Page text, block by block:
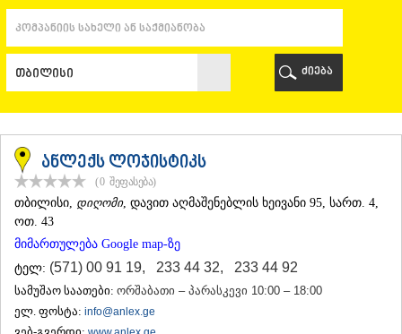
ᲥᲝᲑᲣᲚᲔᲗᲘ
ᲨᲣᲐᲮᲔᲕᲘ
ᲩᲐᲥᲕᲘ
ᲝᲖᲣᲠᲒᲔᲗᲘ
ᲩᲝᲮᲐᲢᲐᲣᲠᲘ
ᲣᲠᲔᲙᲘ
ᲘᲛᲔᲠᲔᲗᲘ
ᲑᲐᲦᲓᲐᲗᲘ
ᲕᲐᲜᲘ
ᲖᲔᲡᲢᲐᲤᲝᲜᲘ
ᲗᲔᲠᲯᲝᲚᲐ
ᲡᲐᲛᲢᲠᲔᲓᲘᲐ
ᲡᲐᲩᲮᲔᲠᲔ
ᲢᲧᲘᲑᲣᲚᲘ
ძიება
ანლექს ლოჯისტიკს
(0 შეფასება)
ᲗᲑᲘᲚᲘᲡᲘ, დიღომი, დავით აღმაშენებლის ხეივანი 95, სართ. 4,
ოთ. 43
მიმართულება Google map-ზე
ტელ: (571) 00 91 19, 233 44 32, 233 44 92
სამუშაო საათები: ორშაბათი – პარასკევი 10:00 – 18:00
ელ. ფოსტა: info@anlex.ge